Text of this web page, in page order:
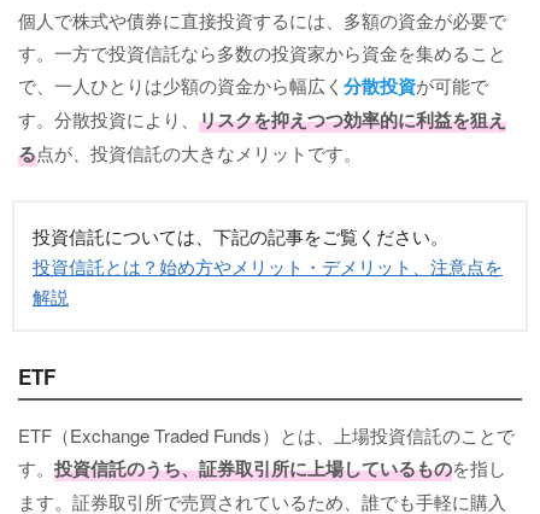
個人で株式や債券に直接投資するには、多額の資金が必要で
す。一方で投資信託なら多数の投資家から資金を集めること
で、一人ひとりは少額の資金から幅広く 分散投資が可能で
す。分散投資により、 リスクを抑えつつ効率的に利益を狙え
る点が、投資信託の大きなメリットです。
投資信託については、下記の記事をご覧ください。
投資信託とは？始め方やメリット・デメリット、注意点を
解説
ETF
ETF（Exchange Traded Funds）とは、上場投資信託のことで
す。 投資信託のうち、証券取引所に上場しているものを指し
ます。証券取引所で売買されているため、誰でも手軽に購入